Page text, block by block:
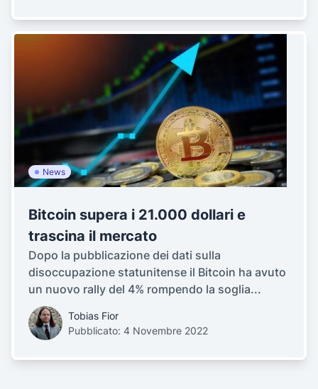
News
Bitcoin supera i 21.000 dollari e
trascina il mercato
Dopo la pubblicazione dei dati sulla
disoccupazione statunitense il Bitcoin ha avuto
un nuovo rally del 4% rompendo la soglia...
Tobias Fior
Pubblicato: 4 Novembre 2022